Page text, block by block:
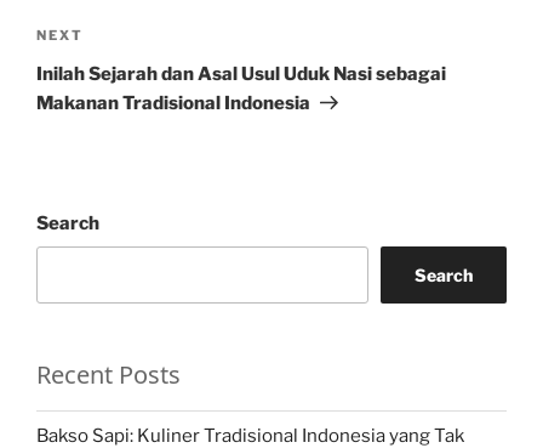
Next
Post
NEXT
Inilah Sejarah dan Asal Usul Uduk Nasi sebagai
Makanan Tradisional Indonesia
Search
Search
Recent Posts
Bakso Sapi: Kuliner Tradisional Indonesia yang Tak